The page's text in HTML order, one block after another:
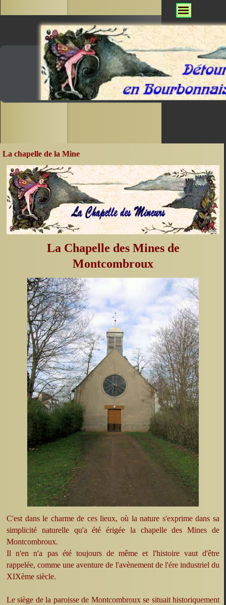
La chapelle de la Mine
La Chapelle des Mines de
Montcombroux
C'est dans le charme de ces lieux, où la nature s'exprime dans sa
simplicité naturelle qu'a été érigée la chapelle des Mines de
Montcombroux.
Il n'en n'a pas été toujours de même et l'histoire vaut d'être
rappelée, comme une aventure de l'avènement de l'ére industriel du
XIXème siècle.
Le siège de la paroisse de Montcombroux se situait historiquement